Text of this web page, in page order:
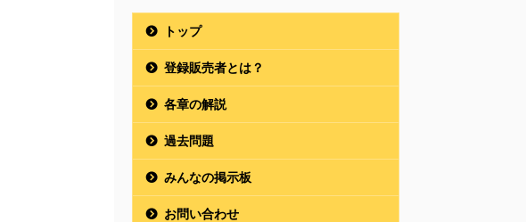
トップ
登録販売者とは？
各章の解説
過去問題
みんなの掲示板
お問い合わせ